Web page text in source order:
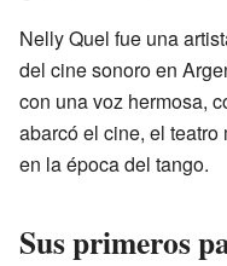
Nelly Quel fue una
del cine sonoro en
con una voz hermosa,
abarcó el cine, el
en la época del tango.
Sus primeros